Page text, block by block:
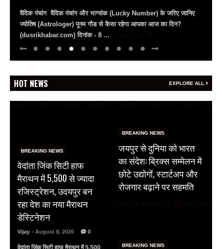
राष्ट्रीय हथकरघा दिवस: जेकेके में दिखी बुनकरों की प्रतिभा मंत्री राज्यवर्धन
राठौड़ बोले– भारतीय हथकरघा को पीएम मोदी ने दिलाई वैश्विक पहचान युवाओं से
अपील, ... Read More
HOT NEWS EXPLORE ALL
BREAKING NEWS
वेदांता जिंक सिटी हाफ
मैराथन में 5,500 से ज्यादा
रजिस्ट्रेशन, उदयपुर बन
रहा देश का नया मैराथन
डेस्टिनेशन
Vijay - August 8, 2026 0
वेदांता जिंक सिटी हाफ मैराथन में 5,500
BREAKING NEWS
जयपुर से दुनिया को भारत
का संदेश: ब्रिक्स सम्मेलन में
छोटे उद्योगों, स्टार्टअप और
रोजगार बढ़ाने पर सहमति
BREAKING NEWS